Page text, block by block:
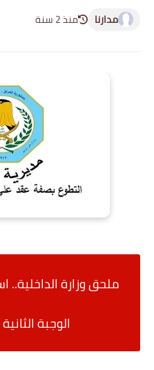
مدارنا منذ 2 سنة
ملحق وزارة الداخلية..
الوجبة الثانية 2023 "ملحق"